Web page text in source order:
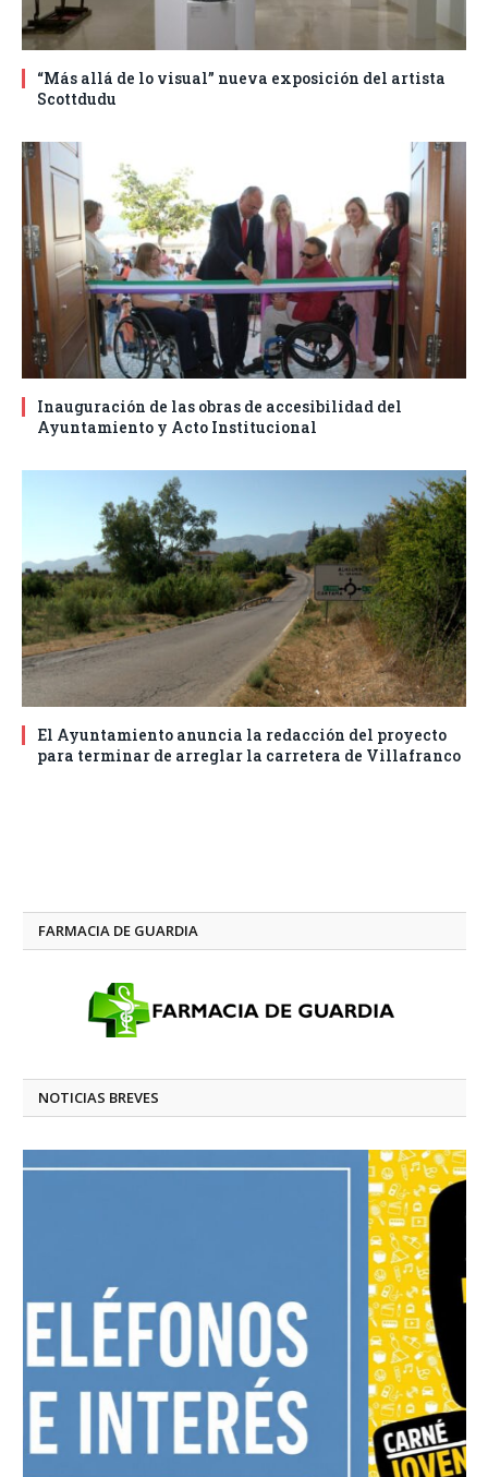
“Más allá de lo visual” nueva exposición del artista
Scottdudu
Inauguración de las obras de accesibilidad del
Ayuntamiento y Acto Institucional
El Ayuntamiento anuncia la redacción del proyecto
para terminar de arreglar la carretera de Villafranco
FARMACIA DE GUARDIA
NOTICIAS BREVES